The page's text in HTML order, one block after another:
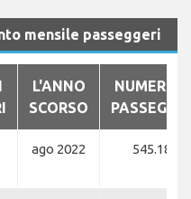
mensile passeggeri
L'ANNO
SCORSO
NUMERO
ago 2022 545.185